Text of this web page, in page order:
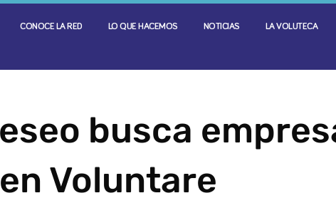
CONOCE LA RED LO QUE HACEMOS NOTICIAS LA VOLUTECA
busca
Voluntare